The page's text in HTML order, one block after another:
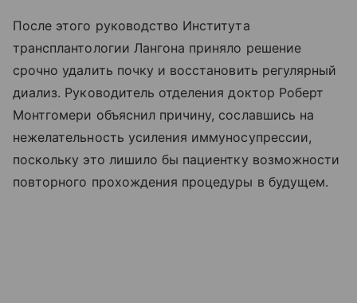
После этого руководство Института
трансплантологии Лангона приняло решение
срочно удалить почку и восстановить регулярный
диализ. Руководитель отделения доктор Роберт
Монтгомери объяснил причину, сославшись на
нежелательность усиления иммуносупрессии,
поскольку это лишило бы пациентку возможности
повторного прохождения процедуры в будущем.